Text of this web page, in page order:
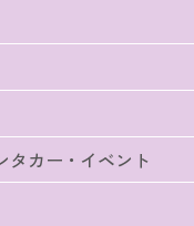
タカー・イベント